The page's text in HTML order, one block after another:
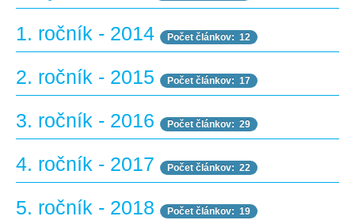
1. ročník - 2014 Počet článkov: 12
2. ročník - 2015 Počet článkov: 17
3. ročník - 2016 Počet článkov: 29
4. ročník - 2017 Počet článkov: 22
5. ročník - 2018 Počet článkov: 19